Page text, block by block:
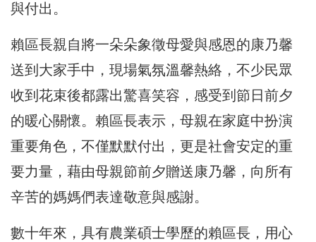
與付出。
賴區長親自將一朵朵象徵母愛與感恩的康乃馨
送到大家手中，現場氣氛溫馨熱絡，不少民眾
收到花束後都露出驚喜笑容，感受到節日前夕
的暖心關懷。賴區長表示，母親在家庭中扮演
重要角色，不僅默默付出，更是社會安定的重
要力量，藉由母親節前夕贈送康乃馨，向所有
辛苦的媽媽們表達敬意與感謝。
數十年來，具有農業碩士學歷的賴區長，用心